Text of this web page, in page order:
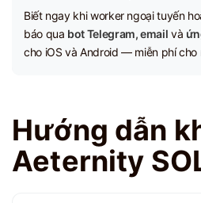
Biết ngay khi worker ngoại tuyến
báo qua bot Telegram, email và
cho iOS và Android — miễn phí cho
Hướng dẫn
Aeternity